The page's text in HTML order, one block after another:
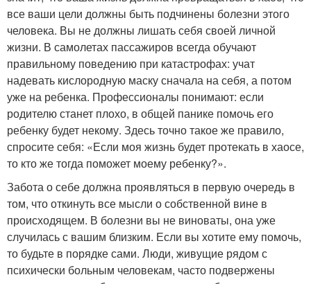
все ваши цели должны быть подчинены болезни этого
человека. Вы не должны лишать себя своей личной
жизни. В самолетах пассажиров всегда обучают
правильному поведению при катастрофах: учат
надевать кислородную маску сначала на себя, а потом
уже на ребенка. Профессионалы понимают: если
родителю станет плохо, в общей панике помочь его
ребенку будет некому. Здесь точно такое же правило,
спросите себя: «Если моя жизнь будет протекать в хаосе,
то кто же тогда поможет моему ребенку?».
Забота о себе должна проявляться в первую очередь в
том, что откинуть все мысли о собственной вине в
происходящем. В болезни вы не виноваты, она уже
случилась с вашим близким. Если вы хотите ему помочь,
то будьте в порядке сами. Люди, живущие рядом с
психически больным человекам, часто подвержены